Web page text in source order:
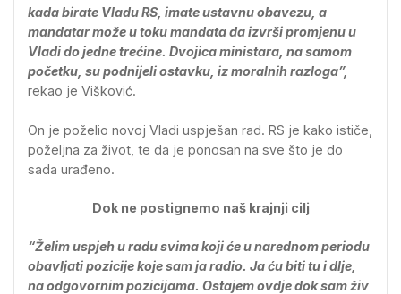
kada birate Vladu RS, imate ustavnu obavezu, a
mandatar može u toku mandata da izvrši promjenu u
Vladi do jedne trećine. Dvojica ministara, na samom
početku, su podnijeli ostavku, iz moralnih razloga”,
rekao je Višković.
On je poželio novoj Vladi uspješan rad. RS je kako ističe,
poželjna za život, te da je ponosan na sve što je do
sada urađeno.
Dok ne postignemo naš krajnji cilj
“Želim uspjeh u radu svima koji će u narednom periodu
obavljati pozicije koje sam ja radio. Ja ću biti tu i dlje,
na odgovornim pozicijama. Ostajem ovdje dok sam živ